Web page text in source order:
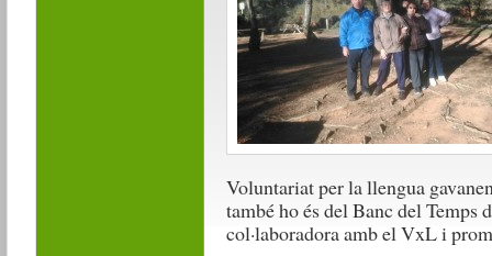
Voluntariat per la llengua
també ho és del Banc del
col·laboradora amb el VxL i